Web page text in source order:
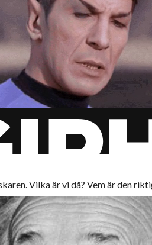
Vilka är vi då? Vem är den